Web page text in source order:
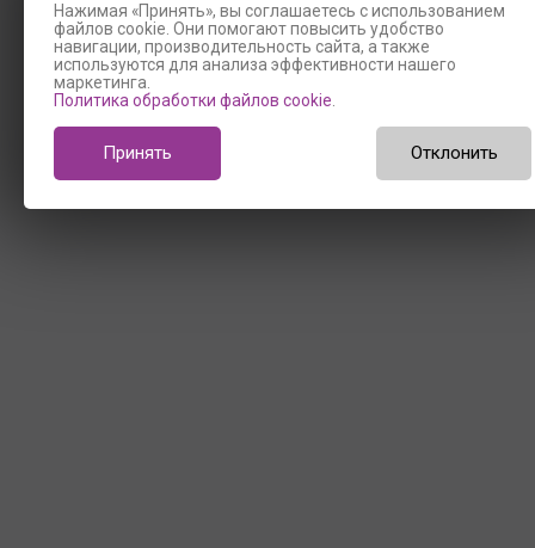
Нажимая «Принять», вы соглашаетесь с использованием
файлов cookie. Они помогают повысить удобство
навигации, производительность сайта, а также
используются для анализа эффективности нашего
маркетинга.
Политика обработки файлов cookie.
Принять Отклонить